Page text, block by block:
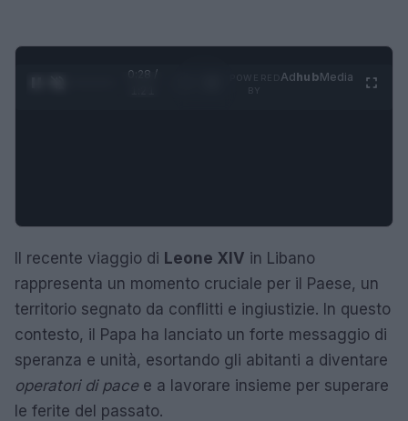
0:28 /
AdhubMedia
Il recente viaggio di Leone XIV in Libano
rappresenta un momento cruciale per il Paese, un
territorio segnato da conflitti e ingiustizie. In questo
contesto, il Papa ha lanciato un forte messaggio di
speranza e unità, esortando gli abitanti a diventare
operatori di pacee a lavorare insieme per superare
le ferite del passato.